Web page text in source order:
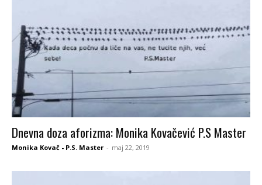
Dnevna doza aforizma: Monika Kovačević P.S Master
Monika Kovač - P.S. Master - maj 22, 2019